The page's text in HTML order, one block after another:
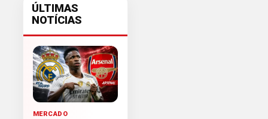
ÚLTIMAS
NOTÍCIAS
MERCADO